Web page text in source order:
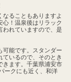
ることもありますよ
！温泉後はリラック
われていますので、是
可能です。スタンダー
ているので、そのとき
きます。千葉県浦安市
ークにも近く、和洋